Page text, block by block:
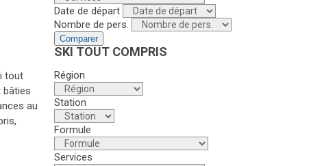
tout
bâties
au
Date de départ
Nombre de pers.
Comparer
SKI TOUT COMPRIS
Région
Station
Formule
Services